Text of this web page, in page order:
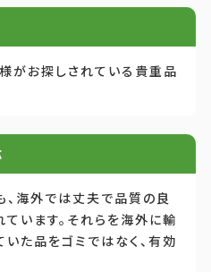
がお探しされている貴重品
海外では丈夫で品質の良
います。それらを海外に輸
いた品をゴミではなく、有効